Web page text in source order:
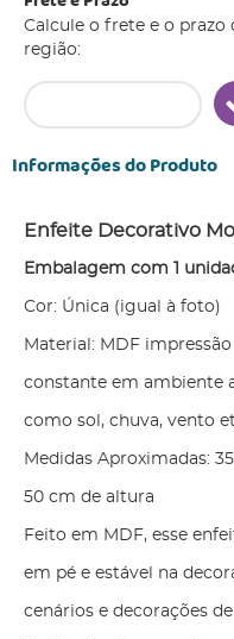
Calcule o frete e o prazo
região:
Informações do Produto
Enfeite Decorativo
Embalagem com 1
Cor: Única (igual à foto)
Material: MDF
constante em ambiente
como sol, chuva, vento
Medidas Aproximadas:
50 cm de altura
Feito em MDF, esse
em pé e estável na
cenários e decorações